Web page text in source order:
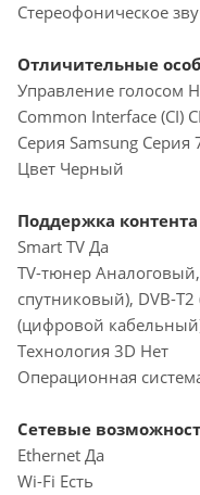
Стереофоническое
Отличительные
Управление голосом
Common Interface (CI)
Серия Samsung Серия
Цвет Черный
Поддержка контента
Smart TV Да
TV-тюнер
спутниковый), DVB-
(цифровой
Технология 3D Нет
Операционная
Сетевые
Ethernet Да
Wi-Fi Есть